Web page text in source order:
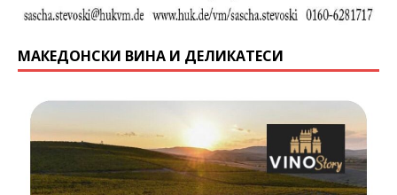
МАКЕДОНСКИ ВИНА И ДЕЛИКАТЕСИ